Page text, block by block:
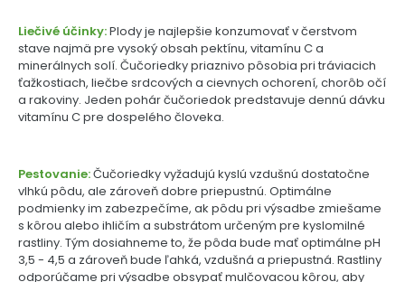
Liečivé účinky:Plody je najlepšie konzumovať v čerstvom
stave najmä pre vysoký obsah pektínu, vitamínu C a
minerálnych solí. Čučoriedky priaznivo pôsobia pri tráviacich
ťažkostiach, liečbe srdcových a cievnych ochorení, chorôb očí
a rakoviny. Jeden pohár čučoriedok predstavuje dennú dávku
vitamínu C pre dospelého človeka.
Pestovanie:Čučoriedky vyžadujú kyslú vzdušnú dostatočne
vlhkú pôdu, ale zároveň dobre priepustnú. Optimálne
podmienky im zabezpečíme, ak pôdu pri výsadbe zmiešame
s kôrou alebo ihličím a substrátom určeným pre kyslomilné
rastliny. Tým dosiahneme to, že pôda bude mať optimálne pH
3,5 - 4,5 a zároveň bude ľahká, vzdušná a priepustná. Rastliny
odporúčame pri výsadbe obsypať mulčovacou kôrou, aby